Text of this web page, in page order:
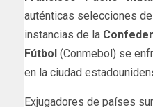
auténticas selecciones
instancias de la
Fútbol (Conmebol) se
en la ciudad
Exjugadores de países